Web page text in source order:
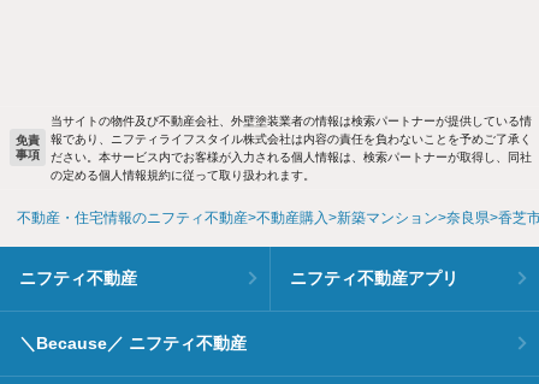
免責
事項
当サイトの物件及び不動産会社、外壁塗装業者の情報は検索パートナーが提供している情
報であり、ニフティライフスタイル株式会社は内容の責任を負わないことを予めご了承く
ださい。本サービス内でお客様が入力される個人情報は、検索パートナーが取得し、同社
の定める個人情報規約に従って取り扱われます。
不動産・住宅情報のニフティ不動産 不動産購入 新築マンション 奈良県 香芝
ニフティ不動産 ニフティ不動産アプリ
＼Because／ ニフティ不動産